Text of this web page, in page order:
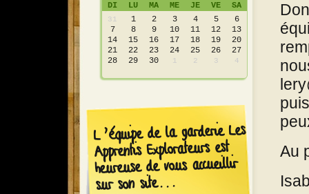
DI LU MA ME JE VE SA
31 1 2 3 4 5
6
7
8 9 10 11 12
13
14
15 16 17 18 19
20
21
22 23 24 25 26
27
28
29 30 1 2 3 4
L’équipe de la garderie Les
Apprentis Explorateurs est
heureuse de vous accueillir
sur son site...
Au